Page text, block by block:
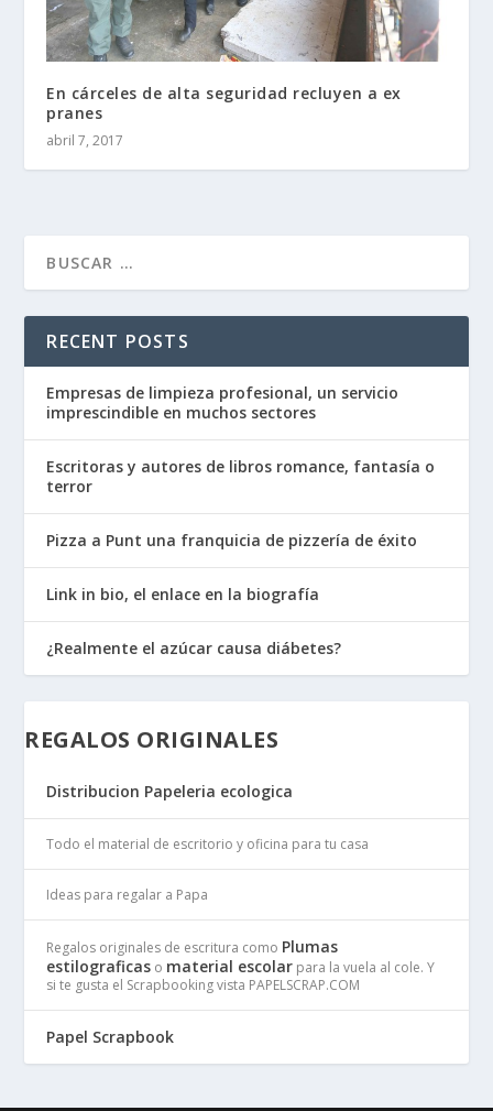
En cárceles de alta seguridad recluyen a ex
pranes
abril 7, 2017
RECENT POSTS
Empresas de limpieza profesional, un servicio
imprescindible en muchos sectores
Escritoras y autores de libros romance, fantasía o
terror
Pizza a Punt una franquicia de pizzería de éxito
Link in bio, el enlace en la biografía
¿Realmente el azúcar causa diábetes?
REGALOS ORIGINALES
Distribucion Papeleria ecologica
Todo el material de escritorio y oficina para tu casa
Ideas para regalar a Papa
Regalos originales de escritura como Plumas
estilograficas o material escolar para la vuela al cole. Y
si te gusta el Scrapbooking vista PAPELSCRAP.COM
Papel Scrapbook